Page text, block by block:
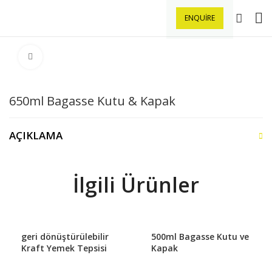
ENQUIRE
650ml Bagasse Kutu & Kapak
AÇIKLAMA
İlgili Ürünler
geri dönüştürülebilir
Kraft Yemek Tepsisi
500ml Bagasse Kutu ve
Kapak